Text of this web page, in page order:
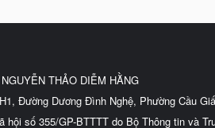
THẢO DIỄM HẰNG
Đường Dương Đình Nghệ, Phường Cầu
hội số 355/GP-BTTTT do Bộ Thông tin và